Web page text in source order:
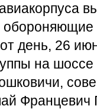
обороняющие
день, 26
на